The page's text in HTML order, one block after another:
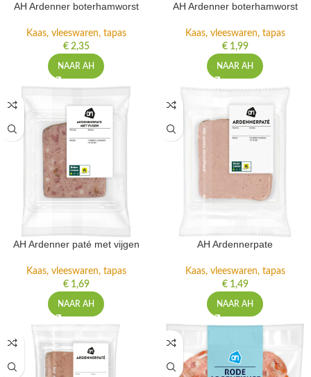
AH Ardenner boterhamworst
Kaas, vleeswaren, tapas
€2,35
NAAR AH
AH Ardenner boterhamworst
Kaas, vleeswaren, tapas
€1,99
NAAR AH
AH Ardenner paté met vijgen
Kaas, vleeswaren, tapas
€1,69
NAAR AH
AH Ardennerpate
Kaas, vleeswaren, tapas
€1,49
NAAR AH